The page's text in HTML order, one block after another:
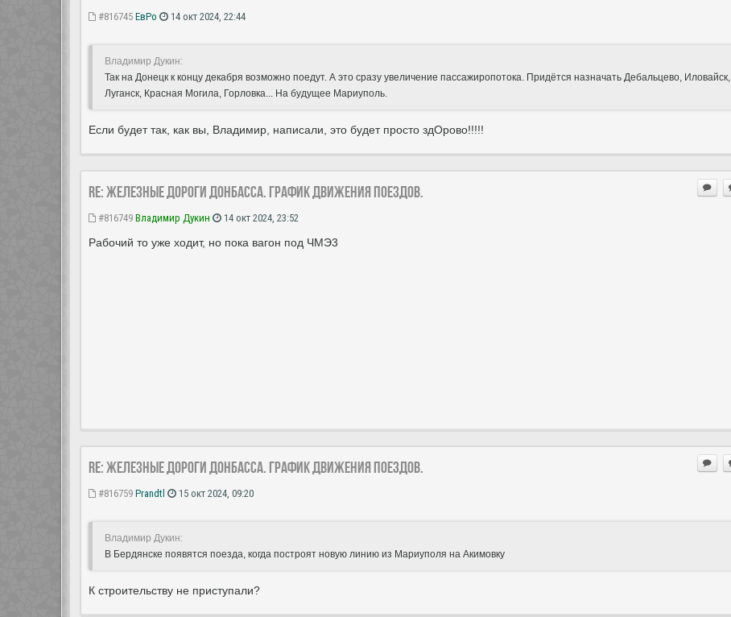
#816745 ЕвРо 14 окт 2024, 22:44
Владимир Дукин:
Так на Донецк к концу декабря возможно поедут. А это сразу увеличение пассажиропотока. Придётся назначать Дебальцево, Иловайск,
Луганск, Красная Могила, Горловка... На будущее Мариуполь.
Если будет так, как вы, Владимир, написали, это будет просто здОрово!!!!!
Re: Железные дороги Донбасса. График движения поездов.
#816749 Владимир Дукин 14 окт 2024, 23:52
Рабочий то уже ходит, но пока вагон под ЧМЭ3
Re: Железные дороги Донбасса. График движения поездов.
#816759 Prandtl 15 окт 2024, 09:20
Владимир Дукин:
В Бердянске появятся поезда, когда построят новую линию из Мариуполя на Акимовку
К строительству не приступали?